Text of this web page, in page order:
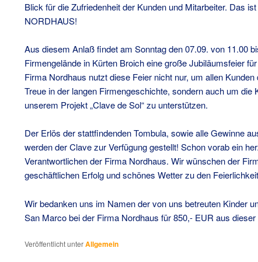
Blick für die Zufriedenheit der Kunden und Mitarbeiter. Das
NORDHAUS!
Aus diesem Anlaß findet am Sonntag den 07.09. von 11.00
Firmengelände in Kürten Broich eine große Jubiläumsfeier
Firma Nordhaus nutzt diese Feier nicht nur, um allen
Treue in der langen Firmengeschichte, sondern auch um die
unserem Projekt „Clave de Sol“ zu unterstützen.
Der Erlös der stattfindenden Tombula, sowie alle Gewinne
werden der Clave zur Verfügung gestellt! Schon vorab ein
Verantwortlichen der Firma Nordhaus. Wir wünschen der
geschäftlichen Erfolg und schönes Wetter zu den
Wir bedanken uns im Namen der von uns betreuten Kinder
San Marco bei der Firma Nordhaus für 850,- EUR aus dieser
Veröffentlicht unterAllgemein